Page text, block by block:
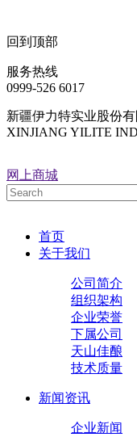
回到顶部
服务热线
0999-526 6017
新疆伊力特实业股份有
XINJIANG YILITE
网上商城
首页
关于我们
公司简介
组织架构
企业荣誉
下属公司
天山佳酿
技术质量
新闻资讯
企业新闻